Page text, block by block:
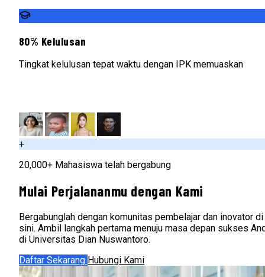
80% Kelulusan
Tingkat kelulusan tepat waktu dengan IPK memuaskan
+
20,000+ Mahasiswa telah bergabung
Mulai Perjalananmu dengan Kami
Bergabunglah dengan komunitas pembelajar dan inovator di
sini. Ambil langkah pertama menuju masa depan sukses
di Universitas Dian Nuswantoro.
Daftar Sekarang Hubungi Kami